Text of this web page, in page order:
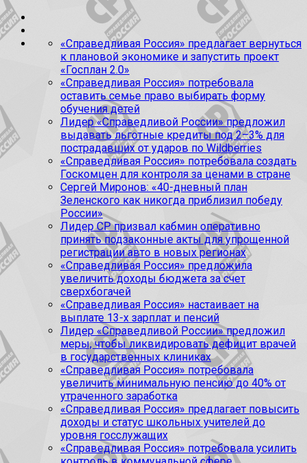
«Справедливая Россия» предлагает вернуться
к плановой экономике и запустить проект
«Госплан 2.0»
«Справедливая Россия» потребовала
оставить семье право выбирать форму
обучения детей
Лидер «Справедливой России» предложил
выдавать льготные кредиты под 2–3% для
пострадавших от ударов по Wildberries
«Справедливая Россия» потребовала создать
Госкомцен для контроля за ценами в стране
Сергей Миронов: «40-дневный план
Зеленского как никогда приблизил победу
России»
Лидер СР призвал кабмин оперативно
принять подзаконные акты для упрощенной
регистрации авто в новых регионах
«Справедливая Россия» предложила
увеличить доходы бюджета за счет
сверхбогачей
«Справедливая Россия» настаивает на
выплате 13-х зарплат и пенсий
Лидер «Справедливой России» предложил
меры, чтобы ликвидировать дефицит врачей
в государственных клиниках
«Справедливая Россия» потребовала
увеличить минимальную пенсию до 40% от
утраченного заработка
«Справедливая Россия» предлагает повысить
доходы и статус школьных учителей до
уровня госслужащих
«Справедливая Россия» потребовала усилить